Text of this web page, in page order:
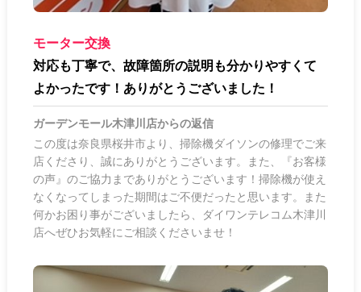
モーター交換
対応も丁寧で、故障箇所の説明も分かりやすくて
よかったです！ありがとうございました！
ガーデンモール木津川店からの返信
この度は奈良県桜井市より、掃除機ダイソンの修理でご来
店くださり、誠にありがとうございます。また、『お客様
の声』のご協力までありがとうございます！掃除機が使え
なくなってしまった期間はご不便だったと思います。また
何かお困り事がございましたら、ダイワンテレコム木津川
店へぜひお気軽にご相談くださいませ！